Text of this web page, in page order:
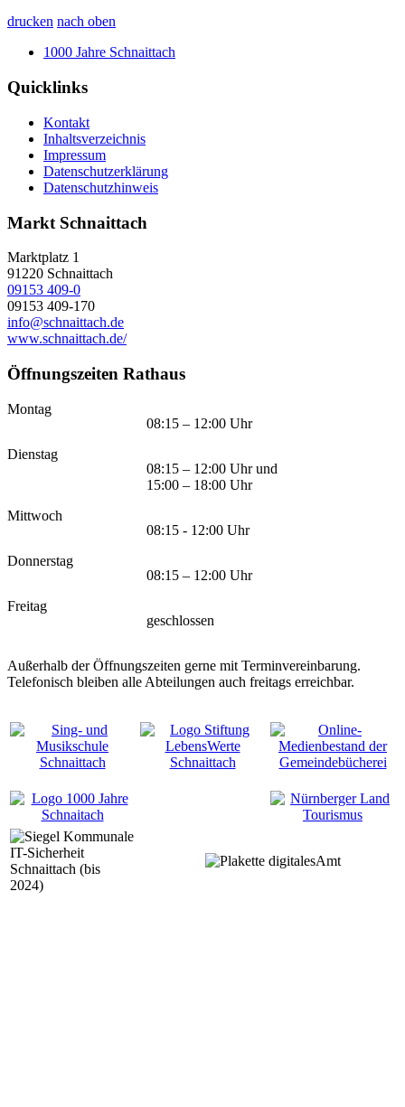
drucken nach oben
1000 Jahre Schnaittach
Quicklinks
Kontakt
Inhaltsverzeichnis
Impressum
Datenschutzerklärung
Datenschutzhinweis
Markt Schnaittach
Marktplatz 1
91220 Schnaittach
09153 409-0
09153 409-170
info@schnaittach.de
www.schnaittach.de/
Öffnungszeiten Rathaus
Montag
08:15 – 12:00 Uhr
Dienstag
08:15 – 12:00 Uhr und
15:00 – 18:00 Uhr
Mittwoch
08:15 - 12:00 Uhr
Donnerstag
08:15 – 12:00 Uhr
Freitag
geschlossen
Außerhalb der Öffnungszeiten gerne mit Terminvereinbarung.
Telefonisch bleiben alle Abteilungen auch freitags erreichbar.